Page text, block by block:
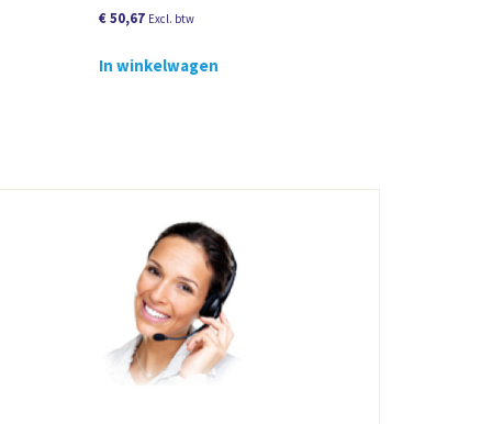
€50,67 Excl. btw
In winkelwagen